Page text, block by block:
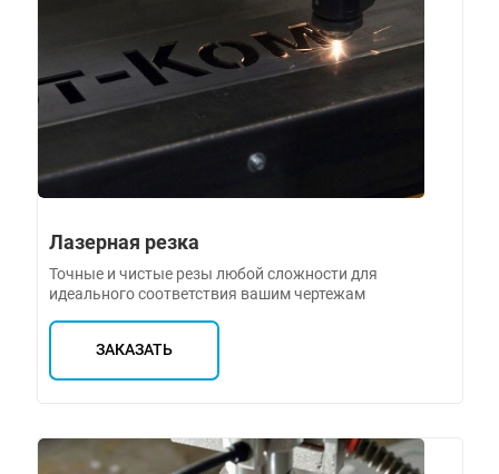
Лазерная резка
Точные и чистые резы любой сложности для
идеального соответствия вашим чертежам
ЗАКАЗАТЬ